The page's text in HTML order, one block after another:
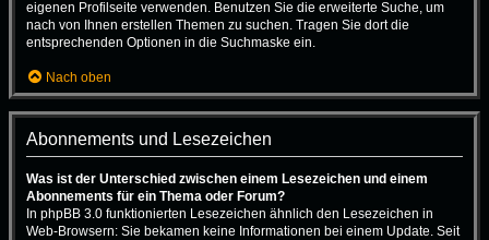
eigenen Profilseite verwenden. Benutzen Sie die erweiterte Suche, um
nach von Ihnen erstellen Themen zu suchen. Tragen Sie dort die
entsprechenden Optionen in die Suchmaske ein.
Nach oben
Abonnements und Lesezeichen
Was ist der Unterschied zwischen einem Lesezeichen und einem
Abonnements für ein Thema oder Forum?
In phpBB 3.0 funktionierten Lesezeichen ähnlich den Lesezeichen in
Web-Browsern: Sie bekamen keine Informationen bei einem Update. Seit